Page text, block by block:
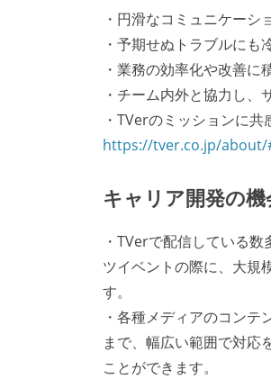
・円滑なコミュニケー
・予期せぬトラブルにも
・業務の効率化や改善に
・チーム内外と協力し
・TVerのミッションに
https://tver.co.jp/about/
キャリア開発の
・TVerで配信している
ツイベントの際に、大規
す。
・各種メディアのコン
まで、幅広い範囲で対応
ことができます。